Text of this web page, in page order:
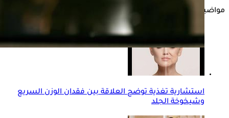
مواضيع ذات صلة
استشارية تغذية توضح العلاقة بين فقدان الوزن السريع
وشيخوخة الجلد